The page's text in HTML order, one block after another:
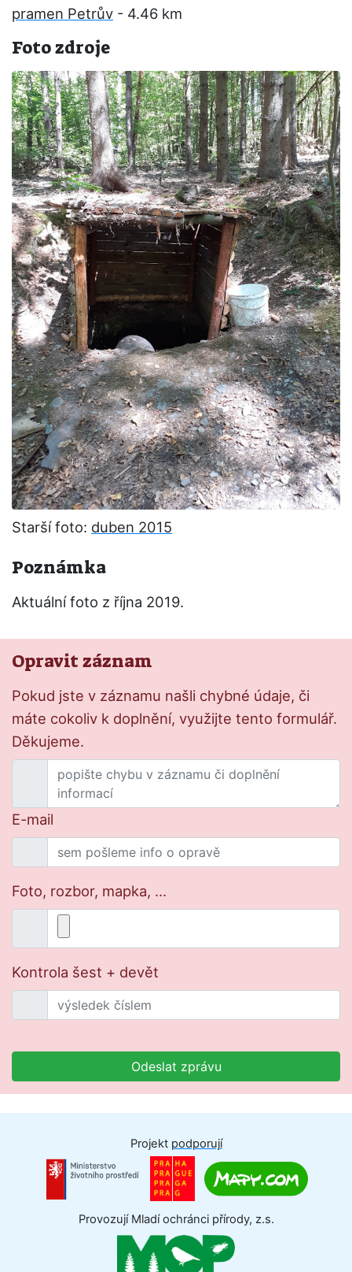
pramen Petrův - 4.46 km
Foto zdroje
Starší foto: duben 2015
Poznámka
Aktuální foto z října 2019.
Opravit záznam
Pokud jste v záznamu našli chybné údaje, či
máte cokoliv k doplnění, využijte tento formulář.
Děkujeme.
E-mail
Foto, rozbor, mapka, ...
Kontrola šest + devět
Odeslat zprávu
Projekt podporují
Provozují Mladí ochránci přírody, z.s.